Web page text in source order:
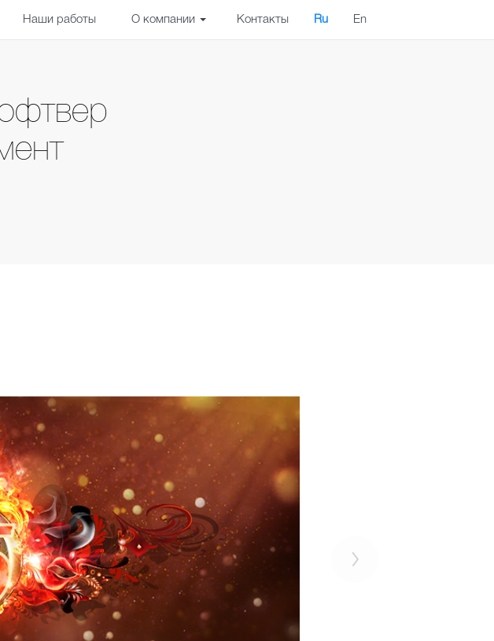
Наши работы О компании Контакты Ru En